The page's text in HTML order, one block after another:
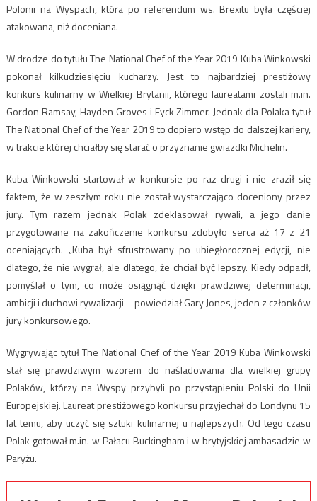
Polonii na Wyspach, która po referendum ws. Brexitu była częściej
atakowana, niż doceniana.
W drodze do tytułu The National Chef of the Year 2019 Kuba Winkowski
pokonał kilkudziesięciu kucharzy. Jest to najbardziej prestiżowy
konkurs kulinarny w Wielkiej Brytanii, którego laureatami zostali m.in.
Gordon Ramsay, Hayden Groves i Eyck Zimmer. Jednak dla Polaka tytuł
The National Chef of the Year 2019 to dopiero wstęp do dalszej kariery,
w trakcie której chciałby się starać o przyznanie gwiazdki Michelin.
Kuba Winkowski startował w konkursie po raz drugi i nie zraził się
faktem, że w zeszłym roku nie został wystarczająco doceniony przez
jury. Tym razem jednak Polak zdeklasował rywali, a jego danie
przygotowane na zakończenie konkursu zdobyło serca aż 17 z 21
oceniających. „Kuba był sfrustrowany po ubiegłorocznej edycji, nie
dlatego, że nie wygrał, ale dlatego, że chciał być lepszy. Kiedy odpadł,
pomyślał o tym, co może osiągnąć dzięki prawdziwej determinacji,
ambicji i duchowi rywalizacji – powiedział Gary Jones, jeden z członków
jury konkursowego.
Wygrywając tytuł The National Chef of the Year 2019 Kuba Winkowski
stał się prawdziwym wzorem do naśladowania dla wielkiej grupy
Polaków, którzy na Wyspy przybyli po przystąpieniu Polski do Unii
Europejskiej. Laureat prestiżowego konkursu przyjechał do Londynu 15
lat temu, aby uczyć się sztuki kulinarnej u najlepszych. Od tego czasu
Polak gotował m.in. w Pałacu Buckingham i w brytyjskiej ambasadzie w
Paryżu.